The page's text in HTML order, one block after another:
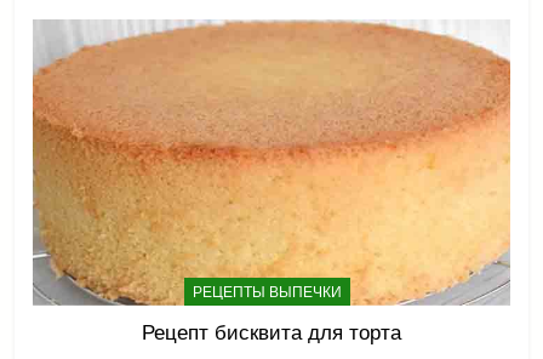
РЕЦЕПТЫ ВЫПЕЧКИ
Рецепт бисквита для торта